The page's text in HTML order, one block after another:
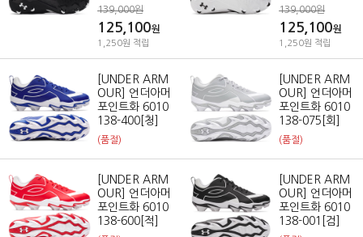
139,000원
125,100원
1,250원 적립
139,000원
125,100원
1,250원 적립
[UNDER ARM
OUR] 언더아머
포인트화 6010
138-400[청]
(품절)
[UNDER ARM
OUR] 언더아머
포인트화 6010
138-075[회]
(품절)
[UNDER ARM
OUR] 언더아머
포인트화 6010
138-600[적]
[UNDER ARM
OUR] 언더아머
포인트화 6010
138-001[검]